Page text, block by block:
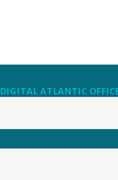
DIGITAL ATLANTIC